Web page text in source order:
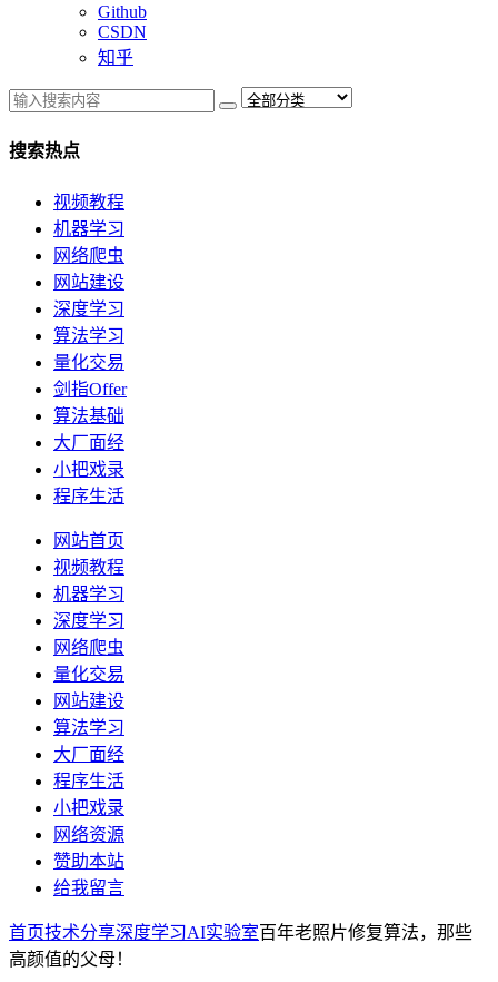
Github
CSDN
知乎
搜索热点
视频教程
机器学习
网络爬虫
网站建设
深度学习
算法学习
量化交易
剑指Offer
算法基础
大厂面经
小把戏录
程序生活
网站首页
视频教程
机器学习
深度学习
网络爬虫
量化交易
网站建设
算法学习
大厂面经
程序生活
小把戏录
网络资源
赞助本站
给我留言
首页技术分享深度学习AI实验室百年老照片修复算法，那些
高颜值的父母！